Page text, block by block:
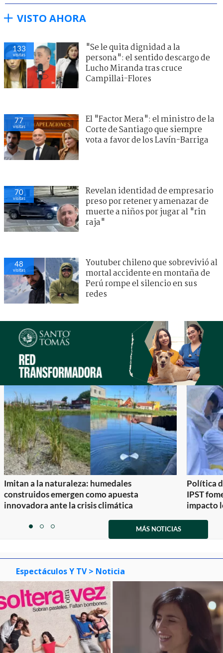
VISTO AHORA
133
visitas
"Se le quita dignidad a la
persona": el sentido descargo de
Lucho Miranda tras cruce
Campillai-Flores
77
visitas
El "Factor Mera": el ministro de la
Corte de Santiago que siempre
vota a favor de los Lavín-Barriga
70
visitas
Revelan identidad de empresario
preso por retener y amenazar de
muerte a niños por jugar al "rin
raja"
48
visitas
Youtuber chileno que sobrevivió al
mortal accidente en montaña de
Perú rompe el silencio en sus
redes
Imitan a la naturaleza: humedales
construidos emergen como apuesta
innovadora ante la crisis climática
Política
IPST
impacto
itemitemitem
MÁS NOTICIAS
Espectáculos Y TV > Noticia